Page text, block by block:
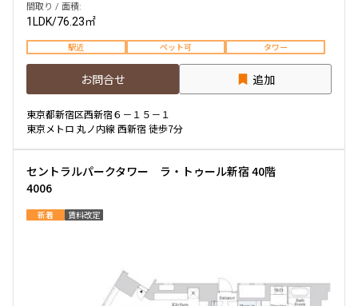
間取り / 面積:
1LDK/76.23㎡
駅近 ペット可 タワー
お問合せ 追加
東京都新宿区西新宿６－１５－１
東京メトロ 丸ノ内線 西新宿 徒歩7分
セントラルパークタワー ラ・トゥール新宿 40階
4006
新着 賃料改定